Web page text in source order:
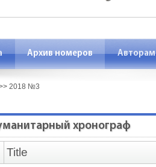
Архив номеров Авторам
2018 №3
хронограф
Title